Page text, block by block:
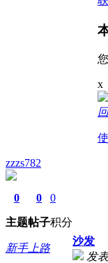
x
zzzs782
0
主题
0
帖子
0
积分
新手上路
沙发
发